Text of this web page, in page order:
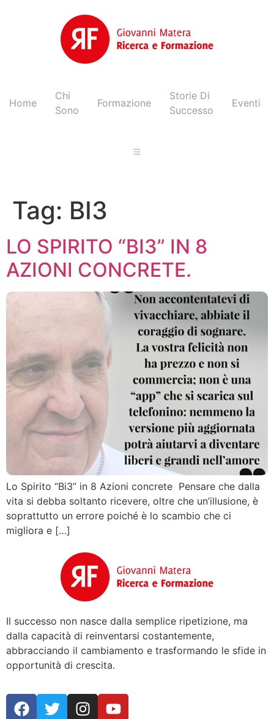
Home
Chi
Sono
Formazione
Storie Di
Successo
Eventi
Tag: BI3
LO SPIRITO “BI3” IN 8
AZIONI CONCRETE.
Lo Spirito “Bi3” in 8 Azioni concrete Pensare che dalla
vita si debba soltanto ricevere, oltre che un’illusione, è
soprattutto un errore poiché è lo scambio che ci
migliora e […]
Il successo non nasce dalla semplice ripetizione, ma
dalla capacità di reinventarsi costantemente,
abbracciando il cambiamento e trasformando le sfide in
opportunità di crescita.